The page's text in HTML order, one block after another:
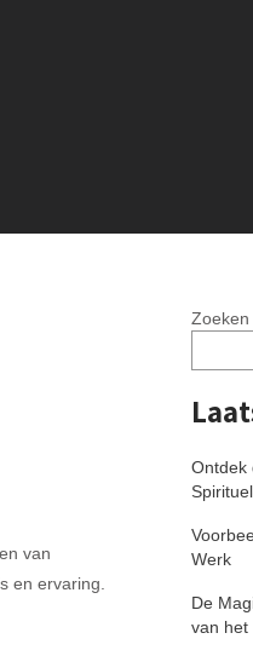
van
en ervaring.
Zoeken
Ontdek
Werk
De
van het